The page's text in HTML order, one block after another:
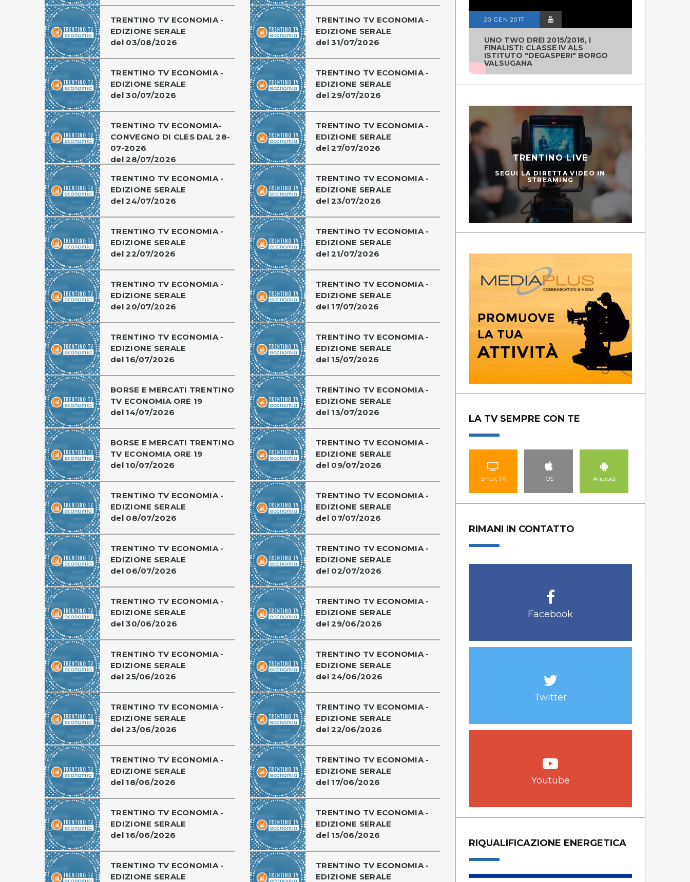
TRENTINO TV ECONOMIA -
EDIZIONE SERALE
del 03/08/2026
TRENTINO TV ECONOMIA -
EDIZIONE SERALE
del 31/07/2026
TRENTINO TV ECONOMIA -
EDIZIONE SERALE
del 30/07/2026
TRENTINO TV ECONOMIA -
EDIZIONE SERALE
del 29/07/2026
TRENTINO TV ECONOMIA-
CONVEGNO DI CLES DAL 28-
07-2026
del 28/07/2026
TRENTINO TV ECONOMIA -
EDIZIONE SERALE
del 27/07/2026
TRENTINO TV ECONOMIA -
EDIZIONE SERALE
del 24/07/2026
TRENTINO TV ECONOMIA -
EDIZIONE SERALE
del 23/07/2026
TRENTINO TV ECONOMIA -
EDIZIONE SERALE
del 22/07/2026
TRENTINO TV ECONOMIA -
EDIZIONE SERALE
del 21/07/2026
TRENTINO TV ECONOMIA -
EDIZIONE SERALE
del 20/07/2026
TRENTINO TV ECONOMIA -
EDIZIONE SERALE
del 17/07/2026
TRENTINO TV ECONOMIA -
EDIZIONE SERALE
del 16/07/2026
TRENTINO TV ECONOMIA -
EDIZIONE SERALE
del 15/07/2026
BORSE E MERCATI TRENTINO
TV ECONOMIA ORE 19
del 14/07/2026
TRENTINO TV ECONOMIA -
EDIZIONE SERALE
del 13/07/2026
BORSE E MERCATI TRENTINO
TV ECONOMIA ORE 19
del 10/07/2026
TRENTINO TV ECONOMIA -
EDIZIONE SERALE
del 09/07/2026
TRENTINO TV ECONOMIA -
EDIZIONE SERALE
del 08/07/2026
TRENTINO TV ECONOMIA -
EDIZIONE SERALE
del 07/07/2026
TRENTINO TV ECONOMIA -
EDIZIONE SERALE
del 06/07/2026
TRENTINO TV ECONOMIA -
EDIZIONE SERALE
del 02/07/2026
TRENTINO TV ECONOMIA -
EDIZIONE SERALE
del 30/06/2026
TRENTINO TV ECONOMIA -
EDIZIONE SERALE
del 29/06/2026
TRENTINO TV ECONOMIA -
EDIZIONE SERALE
del 25/06/2026
TRENTINO TV ECONOMIA -
EDIZIONE SERALE
del 24/06/2026
TRENTINO TV ECONOMIA -
EDIZIONE SERALE
del 23/06/2026
TRENTINO TV ECONOMIA -
EDIZIONE SERALE
del 22/06/2026
TRENTINO TV ECONOMIA -
EDIZIONE SERALE
del 18/06/2026
TRENTINO TV ECONOMIA -
EDIZIONE SERALE
del 17/06/2026
TRENTINO TV ECONOMIA -
EDIZIONE SERALE
del 16/06/2026
TRENTINO TV ECONOMIA -
EDIZIONE SERALE
del 15/06/2026
TRENTINO TV ECONOMIA -
EDIZIONE SERALE
TRENTINO TV ECONOMIA -
EDIZIONE SERALE
20 GEN 2017
UNO TWO DREI 2015/2016, I
FINALISTI: CLASSE IV ALS
ISTITUTO "DEGASPERI" BORGO
VALSUGANA
TRENTINO LIVE
SEGUI LA DIRETTA VIDEO IN
STREAMING
LA TV SEMPRE CON TE
Smart TV IOS Android
RIMANI IN CONTATTO
Facebook
Twitter
Youtube
RIQUALIFICAZIONE ENERGETICA